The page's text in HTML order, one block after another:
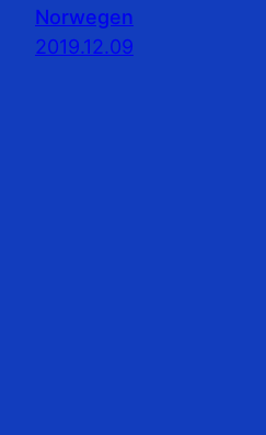
Norwegen
2019.12.09